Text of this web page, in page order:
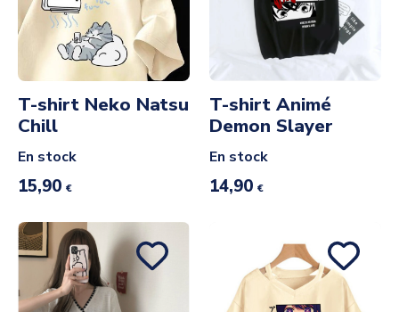
T-shirt Neko Natsu
Chill
En stock
15,90 €
T-shirt Animé
Demon Slayer
En stock
14,90 €